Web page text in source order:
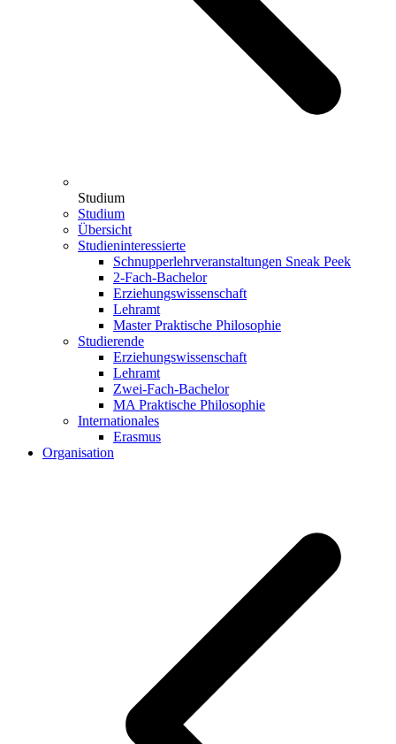
Studium
Studium
Übersicht
Studieninteressierte
Schnupperlehrveranstaltungen Sneak Peek
2-Fach-Bachelor
Erziehungswissenschaft
Lehramt
Master Praktische Philosophie
Studierende
Erziehungswissenschaft
Lehramt
Zwei-Fach-Bachelor
MA Praktische Philosophie
Internationales
Erasmus
Organisation